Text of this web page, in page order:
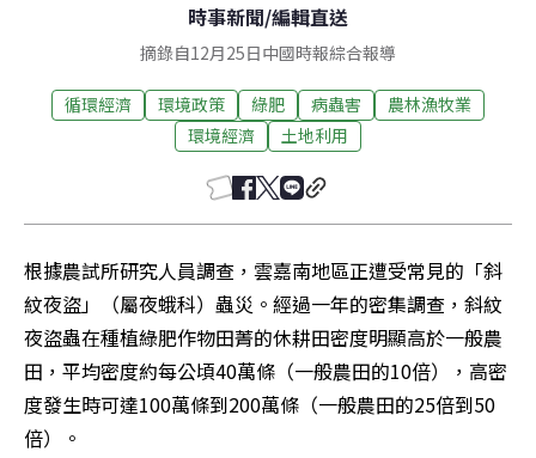
時事新聞/編輯直送
摘錄自12月25日中國時報綜合報導
循環經濟 環境政策 綠肥 病蟲害
農林漁牧業
環境經濟
土地利用
根據農試所研究人員調查，雲嘉南地區正遭受常見的「斜
紋夜盜」（屬夜蛾科）蟲災。經過一年的密集調查，斜紋
夜盜蟲在種植綠肥作物田菁的休耕田密度明顯高於一般農
田，平均密度約每公頃40萬條（一般農田的10倍），高密
度發生時可達100萬條到200萬條（一般農田的25倍到50
倍）。